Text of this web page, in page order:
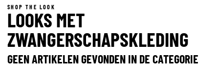
SHOP THE LOOK
LOOKS MET
ZWANGERSCHAPSKLEDING
GEEN ARTIKELEN GEVONDEN IN DE CATEGORIE